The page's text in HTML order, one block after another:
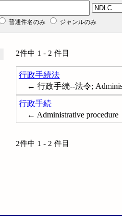
普通件名のみ ジャンルのみ
2件中 1 - 2 件目
行政手続法
← 行政手続--法令;
行政手続
← Administrative procedure
2件中 1 - 2 件目